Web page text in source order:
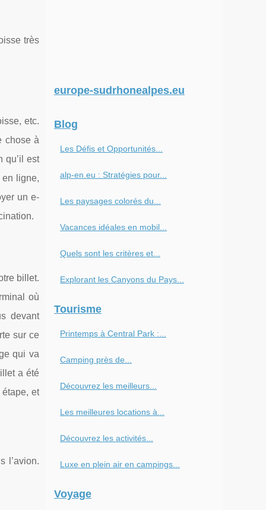
très
etc.
chose à
qu’il est
ligne,
un e-
billet.
où
devant
sur ce
qui va
a été
et
l’avion.
europe-sudrhonealpes.eu
Blog
Les Défis et Opportunités...
alp-en.eu : Stratégies pour...
Les paysages colorés du...
Vacances idéales en mobil...
Quels sont les critères et...
Explorant les Canyons du Pays...
Tourisme
Printemps à Central Park :...
Camping près de...
Découvrez les meilleurs...
Les meilleures locations à...
Découvrez les activités...
Luxe en plein air en campings...
Voyage